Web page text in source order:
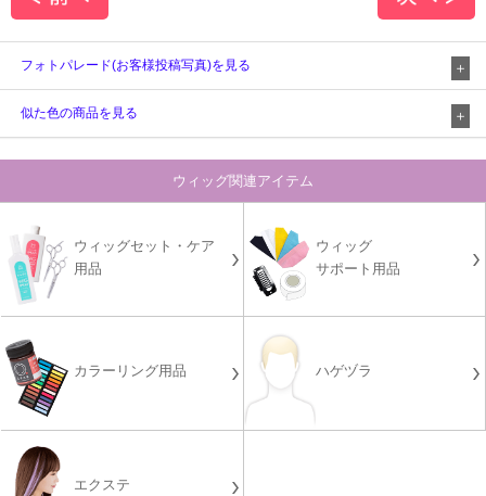
フォトパレード(お客様投稿写真)を見る
似た色の商品を見る
ウィッグ関連アイテム
ウィッグセット・ケア
用品
ウィッグ
サポート用品
カラーリング用品 ハゲヅラ
エクステ